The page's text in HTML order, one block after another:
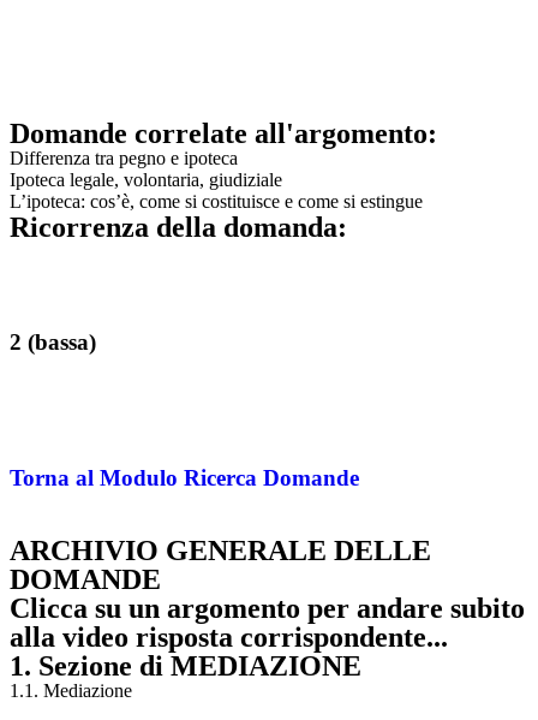
Domande correlate all'argomento:
Differenza tra pegno e ipoteca
Ipoteca legale, volontaria, giudiziale
L’ipoteca: cos’è, come si costituisce e come si estingue
Ricorrenza della domanda:
2 (bassa)
Torna al Modulo Ricerca Domande
ARCHIVIO GENERALE DELLE
DOMANDE
Clicca su un argomento per andare subito
alla video risposta corrispondente...
1. Sezione di MEDIAZIONE
1.1. Mediazione